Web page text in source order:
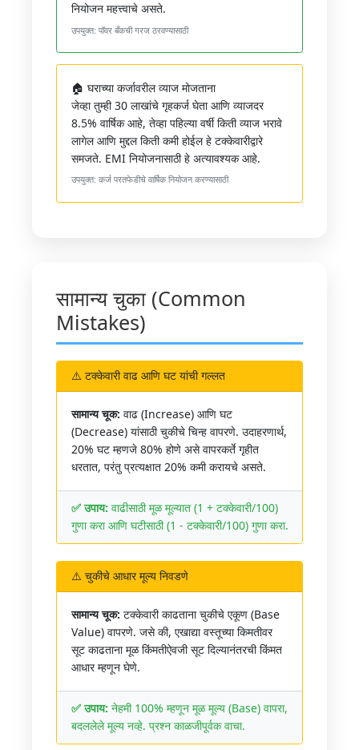
नियोजन महत्त्वाचे असते.
उपयुक्त: पॉवर बँकची गरज ठरवण्यासाठी
🏠 घराच्या कर्जावरील व्याज मोजताना
जेव्हा तुम्ही 30 लाखांचे गृहकर्ज घेता आणि व्याजदर
8.5% वार्षिक आहे, तेव्हा पहिल्या वर्षी किती व्याज भरावे
लागेल आणि मुद्दल किती कमी होईल हे टक्केवारीद्वारे
समजते. EMI नियोजनासाठी हे अत्यावश्यक आहे.
उपयुक्त: कर्ज परतफेडीचे वार्षिक नियोजन करण्यासाठी
सामान्य चुका (Common
Mistakes)
⚠️ टक्केवारी वाढ आणि घट यांची गल्लत
सामान्य चूक: वाढ (Increase) आणि घट
(Decrease) यांसाठी चुकीचे चिन्ह वापरणे. उदाहरणार्थ,
20% घट म्हणजे 80% होणे असे वापरकर्ते गृहीत
धरतात, परंतु प्रत्यक्षात 20% कमी करायचे असते.
✅ उपाय: वाढीसाठी मूळ मूल्यात (1 + टक्केवारी/100)
गुणा करा आणि घटीसाठी (1 - टक्केवारी/100) गुणा करा.
⚠️ चुकीचे आधार मूल्य निवडणे
सामान्य चूक: टक्केवारी काढताना चुकीचे एकूण (Base
Value) वापरणे. जसे की, एखाद्या वस्तूच्या किमतीवर
सूट काढताना मूळ किंमतीऐवजी सूट दिल्यानंतरची किंमत
आधार म्हणून घेणे.
✅ उपाय: नेहमी 100% म्हणून मूळ मूल्य (Base) वापरा,
बदललेले मूल्य नव्हे. प्रश्न काळजीपूर्वक वाचा.